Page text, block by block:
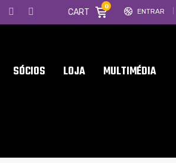
ENTRAR
CART
0
SÓCIOS LOJA MULTIMÉDIA